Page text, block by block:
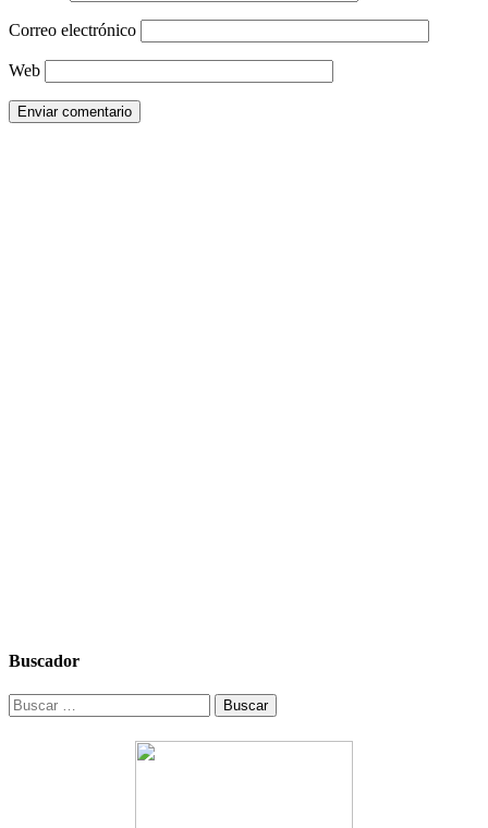
Correo electrónico
Web
Buscador
Buscar: